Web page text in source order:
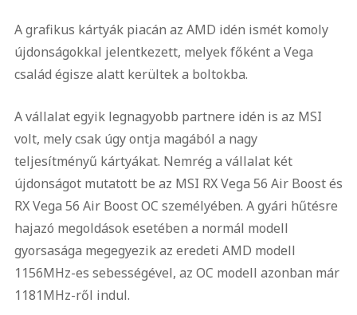
A grafikus kártyák piacán az AMD idén ismét komoly
újdonságokkal jelentkezett, melyek főként a Vega
család égisze alatt kerültek a boltokba.
A vállalat egyik legnagyobb partnere idén is az MSI
volt, mely csak úgy ontja magából a nagy
teljesítményű kártyákat. Nemrég a vállalat két
újdonságot mutatott be az MSI RX Vega 56 Air Boost és
RX Vega 56 Air Boost OC személyében. A gyári hűtésre
hajazó megoldások esetében a normál modell
gyorsasága megegyezik az eredeti AMD modell
1156MHz-es sebességével, az OC modell azonban már
1181MHz-ről indul.